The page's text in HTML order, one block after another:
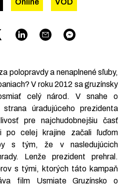
Online VOD
polopravdy a nenaplnené sľuby,
V roku 2012 sa gruzínsky
celý národ. V snahe o
strana úradujúceho prezidenta
pre najchudobnejšiu časť
po celej krajine začali ľuďom
s tým, že v nasledujúcich
Lenže prezident prehral.
s tými, ktorých táto kampaň
film Usmiate Gruzínsko o